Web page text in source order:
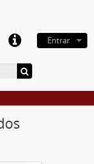
Entrar